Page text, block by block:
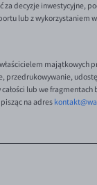
za decyzje inwestycyjne,
lub z wykorzystaniem
majątkowych
przedrukowywanie,
lub we fragmentach
na adres